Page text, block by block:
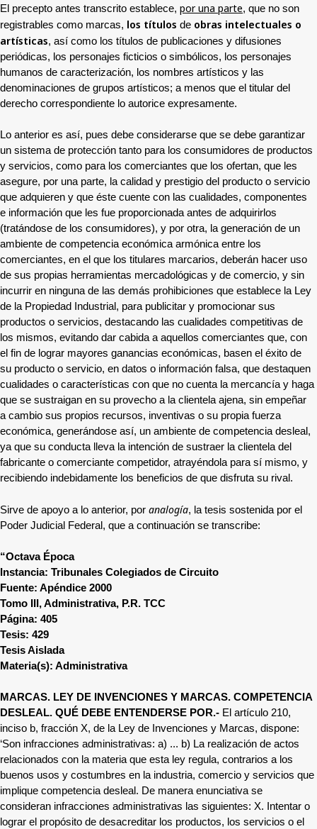
El precepto antes transcrito establece, por una parte, que no son
registrables como marcas, los títulos de obras intelectuales o
artísticas, así como los títulos de publicaciones y difusiones
periódicas, los personajes ficticios o simbólicos, los personajes
humanos de caracterización, los nombres artísticos y las
denominaciones de grupos artísticos; a menos que el titular del
derecho correspondiente lo autorice expresamente.
Lo anterior es así, pues debe considerarse que se debe garantizar
un sistema de protección tanto para los consumidores de productos
y servicios, como para los comerciantes que los ofertan, que les
asegure, por una parte, la calidad y prestigio del producto o servicio
que adquieren y que éste cuente con las cualidades, componentes
e información que les fue proporcionada antes de adquirirlos
(tratándose de los consumidores), y por otra, la generación de un
ambiente de competencia económica armónica entre los
comerciantes, en el que los titulares marcarios, deberán hacer uso
de sus propias herramientas mercadológicas y de comercio, y sin
incurrir en ninguna de las demás prohibiciones que establece la Ley
de la Propiedad Industrial, para publicitar y promocionar sus
productos o servicios, destacando las cualidades competitivas de
los mismos, evitando dar cabida a aquellos comerciantes que, con
el fin de lograr mayores ganancias económicas, basen el éxito de
su producto o servicio, en datos o información falsa, que destaquen
cualidades o características con que no cuenta la mercancía y haga
que se sustraigan en su provecho a la clientela ajena, sin empeñar
a cambio sus propios recursos, inventivas o su propia fuerza
económica, generándose así, un ambiente de competencia desleal,
ya que su conducta lleva la intención de sustraer la clientela del
fabricante o comerciante competidor, atrayéndola para sí mismo, y
recibiendo indebidamente los beneficios de que disfruta su rival.
Sirve de apoyo a lo anterior, por analogía, la tesis sostenida por el
Poder Judicial Federal, que a continuación se transcribe:
“Octava Época
Instancia: Tribunales Colegiados de Circuito
Fuente: Apéndice 2000
Tomo III, Administrativa, P.R. TCC
Página: 405
Tesis: 429
Tesis Aislada
Materia(s): Administrativa
MARCAS. LEY DE INVENCIONES Y MARCAS. COMPETENCIA
DESLEAL. QUÉ DEBE ENTENDERSE POR.- El artículo 210,
inciso b, fracción X, de la Ley de Invenciones y Marcas, dispone:
‘Son infracciones administrativas: a) ... b) La realización de actos
relacionados con la materia que esta ley regula, contrarios a los
buenos usos y costumbres en la industria, comercio y servicios que
implique competencia desleal. De manera enunciativa se
consideran infracciones administrativas las siguientes: X. Intentar o
lograr el propósito de desacreditar los productos, los servicios o el